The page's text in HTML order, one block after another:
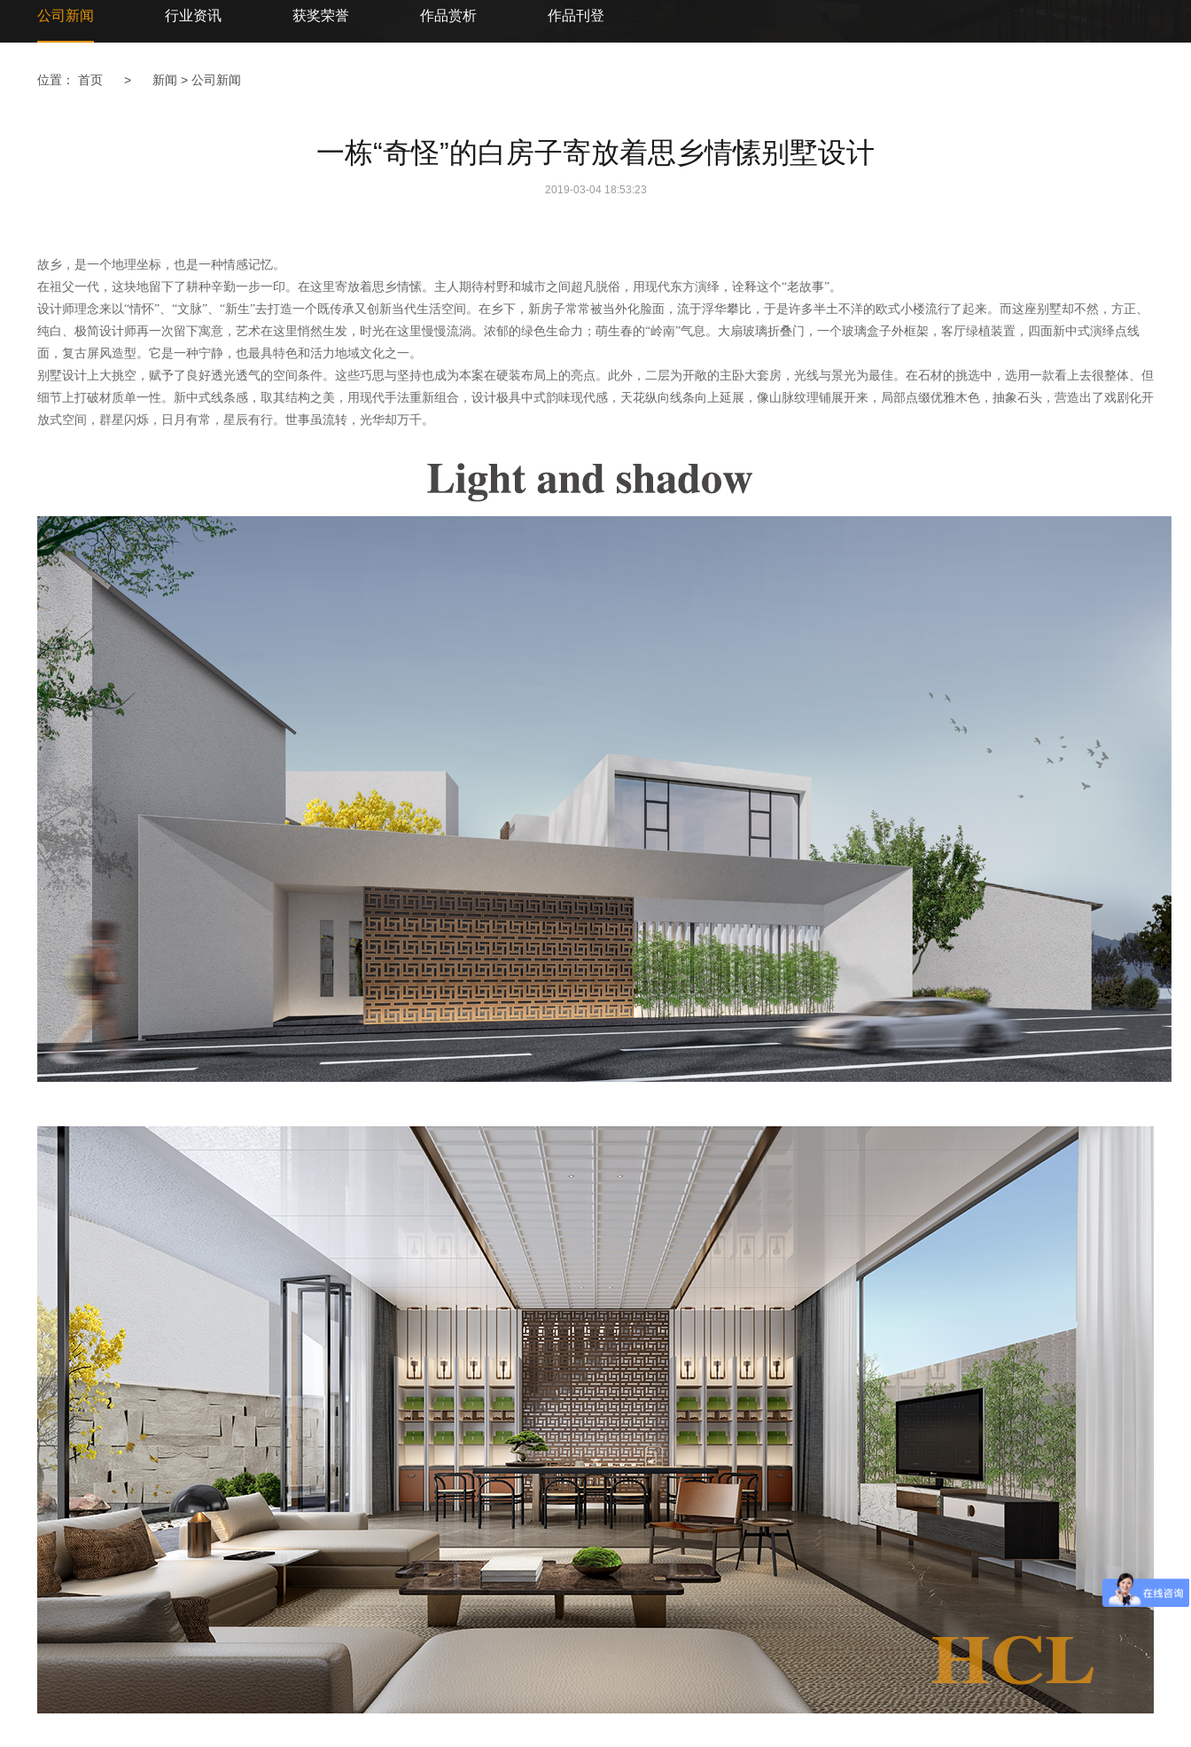
公司新闻 行业资讯 获奖荣誉 作品赏析 作品刊登
位置： 首页 > 新闻 > 公司新闻
一栋“奇怪”的白房子寄放着思乡情愫别墅设计
2019-03-04 18:53:23
故乡，是一个地理坐标，也是一种情感记忆。
在祖父一代，这块地留下了耕种辛勤一步一印。在这里寄放着思乡情愫。主人期待村野和城市之间超凡脱俗，用现代东方演绎，诠释这个“老故事”。
设计师理念来以“情怀”、“文脉”、“新生”去打造一个既传承又创新当代生活空间。 在乡下，新房子常常被当外化脸面，流于浮华攀比，于是许多半土不洋的欧式小楼流行了起来。而这座别墅却不然，方正、
纯白、极简设计师再一次留下寓意，艺术在这里悄然生发，时光在这里慢慢流淌。 浓郁的绿色生命力；萌生春的“岭南”气息。大扇玻璃折叠门，一个玻璃盒子外框架，客厅绿植装置，四面新中式演绎点线
面，复古屏风造型。它是一种宁静，也最具特色和活力地域文化之一。
别墅设计上大挑空，赋予了良好透光透气的空间条件。这些巧思与坚持也成为本案在硬装布局上的亮点。此外，二层为开敞的主卧大套房，光线与景光为最佳。在石材的挑选中，选用一款看上去很整体、但
细节上打破材质单一性。 新中式线条感，取其结构之美，用现代手法重新组合，设计极具中式韵味现代感，天花纵向线条向上延展，像山脉纹理铺展开来，局部点缀优雅木色，抽象石头，营造出了戏剧化开
放式空间，群星闪烁，日月有常，星辰有行。世事虽流转，光华却万千。